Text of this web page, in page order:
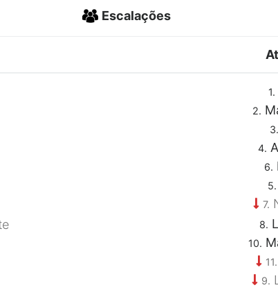
Escalações
1.
2.
3.
4.
6.
5.
7.
8.
10.
11.
9.